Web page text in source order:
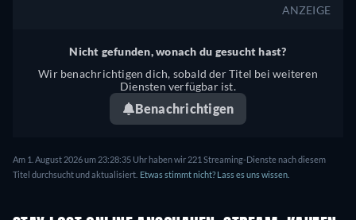
ANZEIGE
Nicht gefunden, wonach du gesucht hast?
Wir benachrichtigen dich, sobald der Titel bei weiteren
Diensten verfügbar ist.
Benachrichtigen
Am 1. August 2026 um 23:28:35 Uhr haben wir 221 Streaming-Dienste nach diesem
Titel durchsucht und aktualisiert. Etwas stimmt nicht? Lass es uns wissen.